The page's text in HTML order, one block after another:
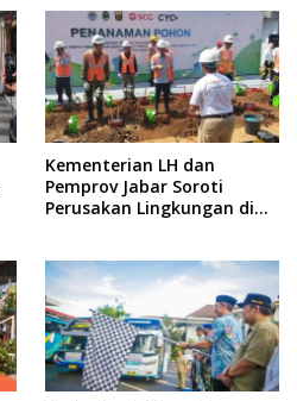
Kementerian LH dan
Pemprov Jabar Soroti
Perusakan Lingkungan di